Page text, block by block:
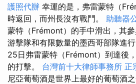
護照代辦 幸運的是，弗雷蒙特（
時返回，而州長沒有戰鬥。 助聽器
蒙特（Frémont）的手中滑出，其
游擊隊和有限數量的墨西哥部隊進行
25日弗雷蒙特（Frémont）到達後
的打擊。 台灣前十大律師事務所 正
尼亞葡萄酒是世界上最好的葡萄酒